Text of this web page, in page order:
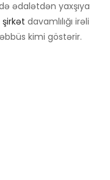
ədalətdən yaxşıya
şirkət davamlılığı irəli
kimi göstərir.